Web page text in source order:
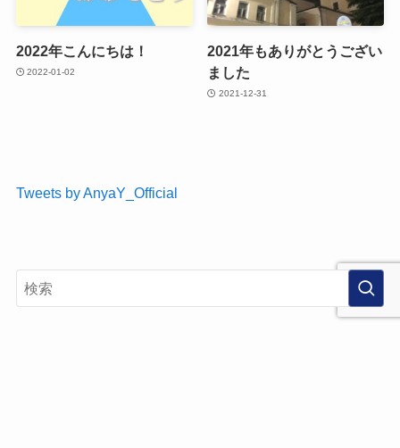
2022年こんにちは！
2022-01-02
2021年もありがとうござい
ました
2021-12-31
Tweets by AnyaY_Official